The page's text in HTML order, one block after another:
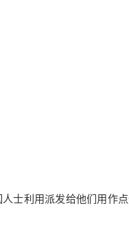
士利用派发给他们用作